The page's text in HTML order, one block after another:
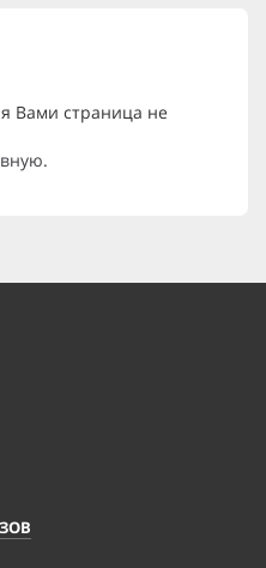
Вами страница не
.